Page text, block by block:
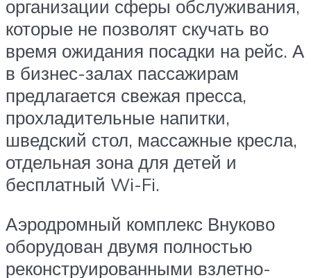
организации сферы обслуживания,
которые не позволят скучать во
время ожидания посадки на рейс. А
в бизнес-залах пассажирам
предлагается свежая пресса,
прохладительные напитки,
шведский стол, массажные кресла,
отдельная зона для детей и
бесплатный Wi-Fi.
Аэродромный комплекс Внуково
оборудован двумя полностью
реконструированными взлетно-